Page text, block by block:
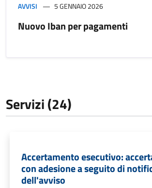
AVVISI 5 GENNAIO 2026
Nuovo Iban per pagamenti
Servizi (24)
Accertamento esecutivo:
con adesione a seguito di
dell'avviso